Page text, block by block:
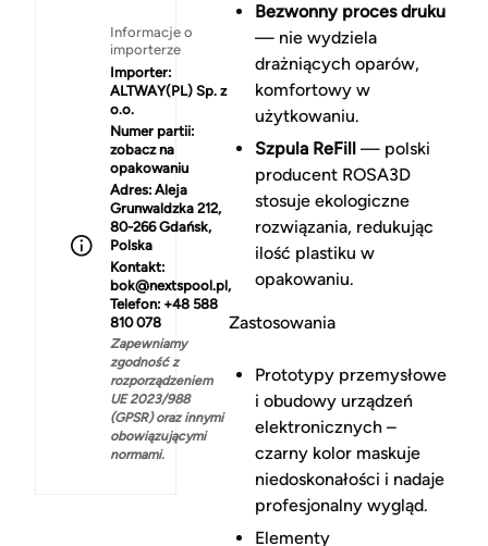
Informacje o
importerze
Importer:
ALTWAY(PL) Sp. z
o.o.
Numer partii:
zobacz na
opakowaniu
Adres: Aleja
Grunwaldzka 212,
80-266 Gdańsk,
Polska
Kontakt:
bok@nextspool.pl,
Telefon: +48 588
810 078
Zapewniamy
zgodność z
rozporządzeniem
UE 2023/988
(GPSR) oraz innymi
obowiązującymi
normami.
Bezwonny proces druku
— nie wydziela
drażniących oparów,
komfortowy w
użytkowaniu.
Szpula ReFill— polski
producent ROSA3D
stosuje ekologiczne
rozwiązania, redukując
ilość plastiku w
opakowaniu.
Zastosowania
Prototypy przemysłowe
i obudowy urządzeń
elektronicznych –
czarny kolor maskuje
niedoskonałości i nadaje
profesjonalny wygląd.
Elementy